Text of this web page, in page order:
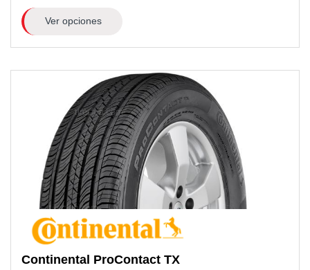
Ver opciones
Continental ProContact TX